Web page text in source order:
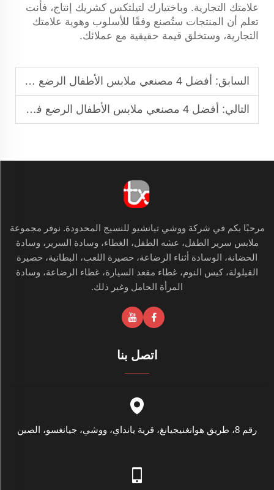
علامتك التجارية. وباختيارك لتيلتكس كشريك إنتاج، فأنت
تعلم أن المنتجات ستُصنع وفقًا للأسلوب وهوية علامتك
التجارية، وستخلق قيمة حقيقية مع عملائك.
السابق: أفضل 4 مصنعي ملابس الأطفال الرضع في كولومبيا
التالي: أفضل 4 مصنعي ملابس الأطفال الرضع في أستراليا
مرحبًا بكم في شركة ووشي تيانشيو للنسيج المحدودة. نوفر مجموعة
ملابس سرير الطفل، عشه الطفل، الغطاء، وسادة السرير، وسادة
الحضانة، الوسادة أثناء الرضاعة، حصيرة اللعب، البطانية، حصيرة
القيلولة، كيس النوم، غطاء مقعد السيارة، غطاء الرضاعة، وسادة
المرأة الحامل وغير ذلك.
اتصل بنا
رقم 8، طريق هوانغنيجيانغ، قرية يانداي، ووشي، جيانغسو، الصين